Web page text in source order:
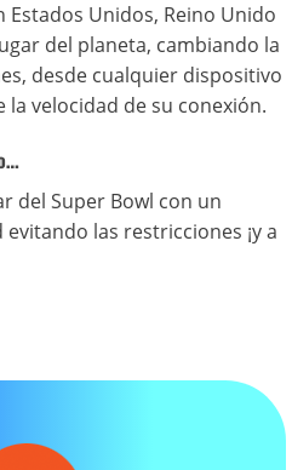
Estados Unidos, Reino Unido
del planeta, cambiando la
desde cualquier dispositivo
velocidad de su conexión.
del Super Bowl con un
las restricciones ¡y a